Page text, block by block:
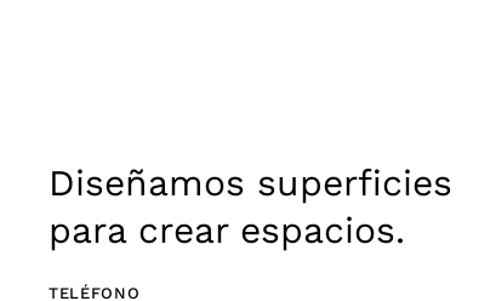
Diseñamos superficies
para crear espacios.
TELÉFONO